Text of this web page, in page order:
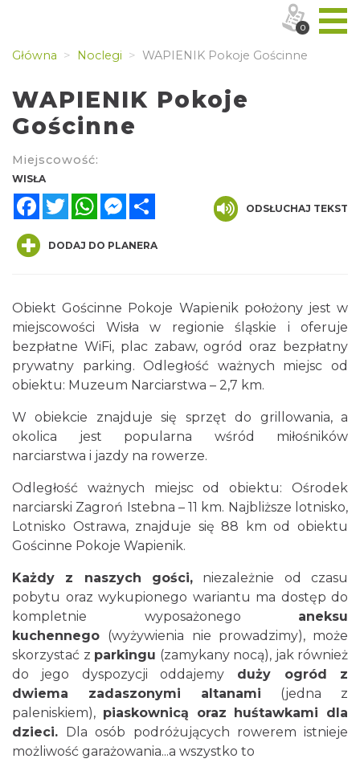
Główna Noclegi WAPIENIK Pokoje Gościnne
WAPIENIK Pokoje
Gościnne
Miejscowość:
WISŁA
FacebookTwitterWhatsAppMessenger
ODSŁUCHAJ TEKST
DODAJ DO PLANERA
Obiekt Gościnne Pokoje Wapienik położony jest w
miejscowości Wisła w regionie śląskie i oferuje
bezpłatne WiFi, plac zabaw, ogród oraz bezpłatny
prywatny parking. Odległość ważnych miejsc od
obiektu: Muzeum Narciarstwa – 2,7 km.
W obiekcie znajduje się sprzęt do grillowania, a
okolica jest popularna wśród miłośników
narciarstwa i jazdy na rowerze.
Odległość ważnych miejsc od obiektu: Ośrodek
narciarski Zagroń Istebna – 11 km. Najbliższe lotnisko,
Lotnisko Ostrawa, znajduje się 88 km od obiektu
Gościnne Pokoje Wapienik.
Każdy z naszych gości, niezależnie od czasu
pobytu oraz wykupionego wariantu ma dostęp do
kompletnie wyposażonego aneksu
kuchennego (wyżywienia nie prowadzimy), może
skorzystać z parkingu (zamykany nocą), jak również
do jego dyspozycji oddajemy duży ogród z
dwiema zadaszonymi altanami (jedna z
paleniskiem), piaskownicą oraz huśtawkami dla
dzieci. Dla osób podróżujących rowerem istnieje
możliwość garażowania...a wszystko to
0